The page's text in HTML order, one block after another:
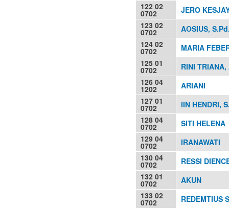
122 02
0702
JERO
123 02
0702
AOSIUS,
124 02
0702
MARIA
125 01
0702
RINI
126 04
1202
ARIANI
127 01
0702
IIN HENDRI,
128 04
0702
SITI HELENA
129 04
0702
IRANAWATI
130 04
0702
RESSI
132 01
0702
AKUN
133 02
0702
REDEMTIUS